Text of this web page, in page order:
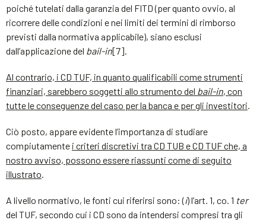
poiché tutelati dalla garanzia del FITD (per quanto ovvio, al
ricorrere delle condizioni e nei limiti dei termini di rimborso
previsti dalla normativa applicabile), siano esclusi
dall’applicazione del bail-in[7].
Al contrario, i CD TUF, in quanto qualificabili come strumenti
finanziari, sarebbero soggetti allo strumento del bail-in, con
tutte le conseguenze del caso per la banca e per gli investitori.
Ciò posto, appare evidente l’importanza di studiare
compiutamente i criteri discretivi tra CD TUB e CD TUF che, a
nostro avviso, possono essere riassunti come di seguito
illustrato.
A livello normativo, le fonti cui riferirsi sono: (i) l’art. 1, co. 1 ter
del TUF, secondo cui i CD sono da intendersi compresi tra gli